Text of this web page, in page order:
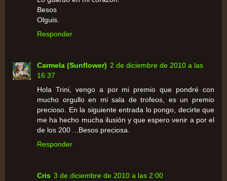
Besos
Olguis.
Responder
Carmela (Sunflower) 2 de diciembre de 2010 a las
16:37
Hola Trini, vengo a por mi premio que pondré con
mucho orgullo en mi sala de trofeos, es un premio
precioso. En la siguiente entrada lo pongo, decirte que
me ha hecho mucha ilusión y que espero venir a por el
de los 200 ...Besos preciosa.
Responder
Cris 3 de diciembre de 2010 a las 2:00